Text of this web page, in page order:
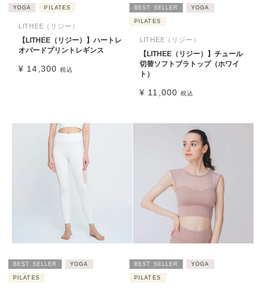
YOGA PILATES
LITHEE（リジー）
【LITHEE（リジー）】ハートレ
オパードプリントレギンス
¥ 14,300 税込
BEST SELLER YOGA
PILATES
LITHEE（リジー）
【LITHEE（リジー）】チュール
切替ソフトブラトップ（ホワイ
ト）
¥ 11,000 税込
BEST SELLER YOGA
PILATES
BEST SELLER YOGA
PILATES